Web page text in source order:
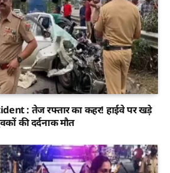
: तेज रफ्तार का कहर! हाईवे पर खड़े
की दर्दनाक मौत